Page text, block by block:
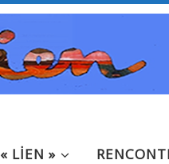
LİEN »